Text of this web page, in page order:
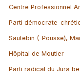
Centre Professionnel
Parti démocrate-
Sautebin (-Pousse),
Hôpital de Moutier
Parti radical du Jura